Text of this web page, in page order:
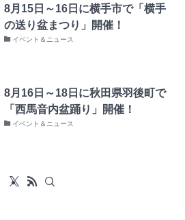
8月15日～16日に横手市で「横手
の送り盆まつり」開催！
イベント＆ニュース
8月16日～18日に秋田県羽後町で
「西馬音内盆踊り」開催！
イベント＆ニュース